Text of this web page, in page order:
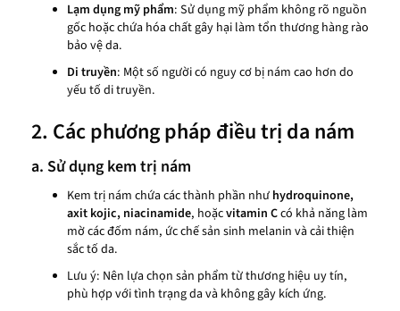
Lạm dụng mỹ phẩm: Sử dụng mỹ phẩm không rõ nguồn
gốc hoặc chứa hóa chất gây hại làm tổn thương hàng rào
bảo vệ da.
Di truyền: Một số người có nguy cơ bị nám cao hơn do
yếu tố di truyền.
2. Các phương pháp điều trị da nám
a. Sử dụng kem trị nám
Kem trị nám chứa các thành phần như hydroquinone,
axit kojic, niacinamide, hoặcvitamin Ccó khả năng làm
mờ các đốm nám, ức chế sản sinh melanin và cải thiện
sắc tố da.
Lưu ý: Nên lựa chọn sản phẩm từ thương hiệu uy tín,
phù hợp với tình trạng da và không gây kích ứng.